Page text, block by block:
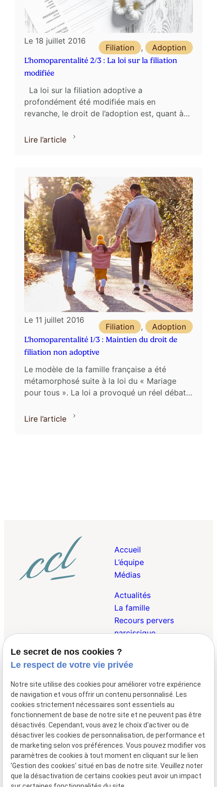
Le 18 juillet 2016
Filiation , Adoption
L'homoparentalité 2/3 : La loi sur la filiation
modifiée
La loi sur la filiation adoptive a
profondément été modifiée mais en
revanche, le droit de l’adoption est, quant à
l’homoparentalité est de droit. ...
Lire l’article
Le 11 juillet 2016
Filiation , Adoption
L'homoparentalité 1/3 : Maintien du droit de
filiation non adoptive
Le modèle de la famille française a été
métamorphosé suite à la loi du « Mariage
pour tous ». La loi a provoqué un réel débat
engendrerait ...
Lire l’article
Accueil
L’équipe
Médias
Actualités
La famille
Recours pervers
narcissique
Droit Pénal de la
Famille
Droit Internationnal et
Européen de la Famille
01 47 23 69 00
148 avenue de
Wagram75017 Paris
Lundi - Vendredi 09:00 - 19:30
Mentions
Politique de
Le secret de nos cookies ?
Le respect de votre vie privée
Notre site utilise des cookies pour améliorer votre expérience
de navigation et vous offrir un contenu personnalisé. Les
cookies strictement nécessaires sont essentiels au
fonctionnement de base de notre site et ne peuvent pas être
désactivés. Cependant, vous avez le choix d'activer ou de
désactiver les cookies de personnalisation, de performance et
de marketing selon vos préférences. Vous pouvez modifier vos
paramètres de cookies à tout moment en cliquant sur le lien
'Gestion des cookies' situé en bas de notre site. Veuillez noter
que la désactivation de certains cookies peut avoir un impact